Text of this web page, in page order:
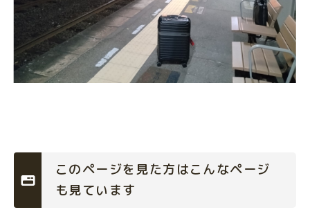
このページを見た方はこんなページ
も見ています